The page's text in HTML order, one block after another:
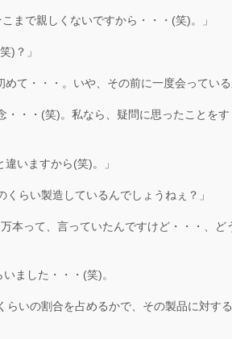
まで親しくないですから・・・(笑)。」
)？」
て・・・。いや、その前に一度会っている
・・・(笑)。私なら、疑問に思ったことを
いますから(笑)。」
らい製造しているんでしょうねぇ？」
本って、言っていたんですけど・・・、ど
ました・・・(笑)。
らいの割合を占めるかで、その製品に対す